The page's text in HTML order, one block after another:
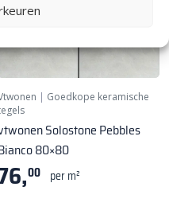
| Goedkope keramische
Solostone Pebbles
80×80
00 per m²